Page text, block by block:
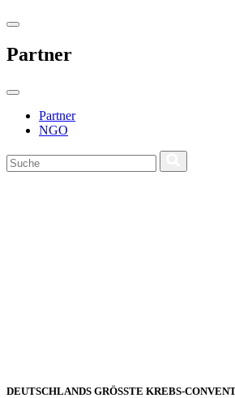
Partner
Partner
NGO
DEUTSCHLANDS GRÖSSTE